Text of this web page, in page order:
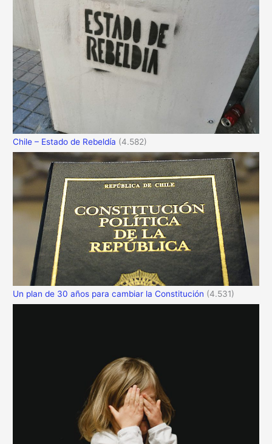
Chile – Estado de Rebeldía (4.582)
Un plan de 30 años para cambiar la Constitución (4.531)